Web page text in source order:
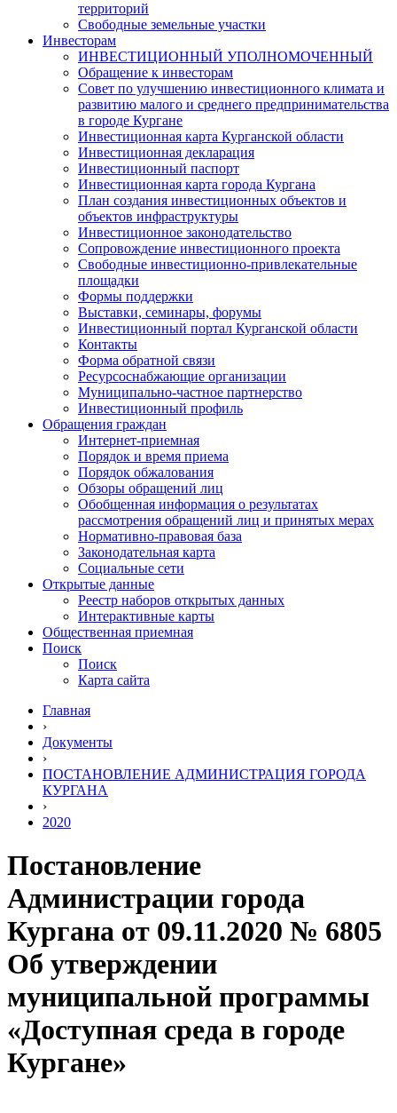
территорий
Свободные земельные участки
Инвесторам
ИНВЕСТИЦИОННЫЙ УПОЛНОМОЧЕННЫЙ
Обращение к инвесторам
Совет по улучшению инвестиционного климата и
развитию малого и среднего предпринимательства
в городе Кургане
Инвестиционная карта Курганской области
Инвестиционная декларация
Инвестиционный паспорт
Инвестиционная карта города Кургана
План создания инвестиционных объектов и
объектов инфраструктуры
Инвестиционное законодательство
Сопровождение инвестиционного проекта
Свободные инвестиционно-привлекательные
площадки
Формы поддержки
Выставки, семинары, форумы
Инвестиционный портал Курганской области
Контакты
Форма обратной связи
Ресурсоснабжающие организации
Муниципально-частное партнерство
Инвестиционный профиль
Обращения граждан
Интернет-приемная
Порядок и время приема
Порядок обжалования
Обзоры обращений лиц
Обобщенная информация о результатах
рассмотрения обращений лиц и принятых мерах
Нормативно-правовая база
Законодательная карта
Социальные сети
Открытые данные
Реестр наборов открытых данных
Интерактивные карты
Общественная приемная
Поиск
Поиск
Карта сайта
Главная
›
Документы
›
ПОСТАНОВЛЕНИЕ АДМИНИСТРАЦИЯ ГОРОДА
КУРГАНА
›
2020
Постановление
Администрации города
Кургана от 09.11.2020 № 6805
Об утверждении
муниципальной программы
«Доступная среда в городе
Кургане»